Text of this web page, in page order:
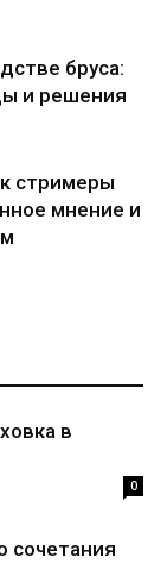
бруса:
и решения
стримеры
мнение и
в
0
сочетания